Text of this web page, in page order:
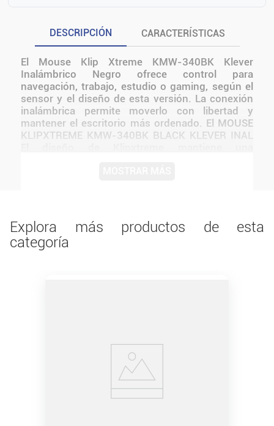
DESCRIPCIÓN CARACTERÍSTICAS
El Mouse Klip Xtreme KMW-340BK Klever
Inalámbrico Negro ofrece control para
navegación, trabajo, estudio o gaming, según el
sensor y el diseño de esta versión. La conexión
inalámbrica permite moverlo con libertad y
mantener el escritorio más ordenado. El MOUSE
KLIPXTREME KMW-340BK BLACK KLEVER INAL
Explora más productos de esta
categoría